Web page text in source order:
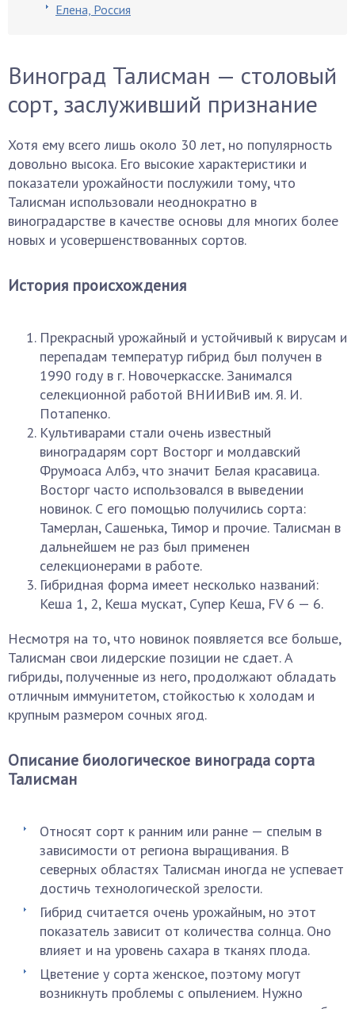
Елена, Россия
Виноград Талисман — столовый
сорт, заслуживший признание
Хотя ему всего лишь около 30 лет, но популярность
довольно высока. Его высокие характеристики и
показатели урожайности послужили тому, что
Талисман использовали неоднократно в
виноградарстве в качестве основы для многих более
новых и усовершенствованных сортов.
История происхождения
Прекрасный урожайный и устойчивый к вирусам и
перепадам температур гибрид был получен в
1990 году в г. Новочеркасске. Занимался
селекционной работой ВНИИВиВ им. Я. И.
Потапенко.
Культиварами стали очень известный
виноградарям сорт Восторг и молдавский
Фрумоаса Албэ, что значит Белая красавица.
Восторг часто использовался в выведении
новинок. С его помощью получились сорта:
Тамерлан, Сашенька, Тимор и прочие. Талисман в
дальнейшем не раз был применен
селекционерами в работе.
Гибридная форма имеет несколько названий:
Кеша 1, 2, Кеша мускат, Супер Кеша, FV 6 — 6.
Несмотря на то, что новинок появляется все больше,
Талисман свои лидерские позиции не сдает. А
гибриды, полученные из него, продолжают обладать
отличным иммунитетом, стойкостью к холодам и
крупным размером сочных ягод.
Описание биологическое винограда сорта
Талисман
Относят сорт к ранним или ранне — спелым в
зависимости от региона выращивания. В
северных областях Талисман иногда не успевает
достичь технологической зрелости.
Гибрид считается очень урожайным, но этот
показатель зависит от количества солнца. Оно
влияет и на уровень сахара в тканях плода.
Цветение у сорта женское, поэтому могут
возникнуть проблемы с опылением. Нужно